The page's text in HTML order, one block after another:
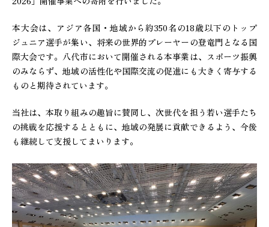
本大会は、アジア各国・地域から約350名の18歳以下のトップ
ジュニア選手が集い、将来の世界的プレーヤーの登竜門となる国
際大会です。八代市において開催される本事業は、スポーツ振興
のみならず、地域の活性化や国際交流の促進にも大きく寄与する
ものと期待されています。
当社は、本取り組みの趣旨に賛同し、次世代を担う若い選手たち
の挑戦を応援するとともに、地域の発展に貢献できるよう、今後
も継続して支援してまいります。